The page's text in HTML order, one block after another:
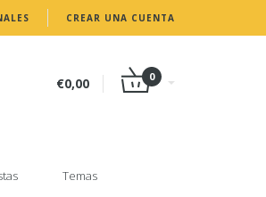
CREAR UNA CUENTA
€0,00 0
Temas